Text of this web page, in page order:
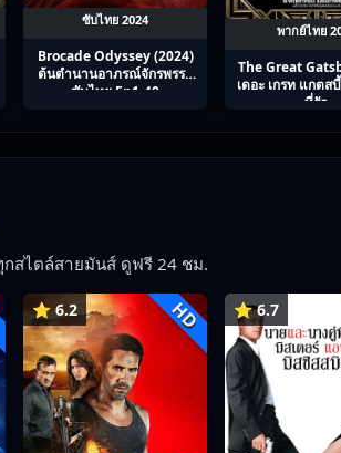
ซับไทย 2024
Brocade Odyssey (2024)
ต้นตํานานอาภรณ์จักรพรรดิ
ซับไทย Ep1-40
พากย์ไทย
The Great
เดอะ เกรท แกตส
ที่รัก
สไตล์สายมันส์ ดูฟรี 24 ชม.
⭐ 6.2 HD ⭐ 6.7